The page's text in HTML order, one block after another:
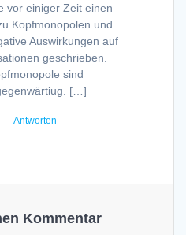
vor einiger Zeit einen
Kopfmonopolen und
Auswirkungen auf
geschrieben.
sind
[…]
Antworten
Kommentar